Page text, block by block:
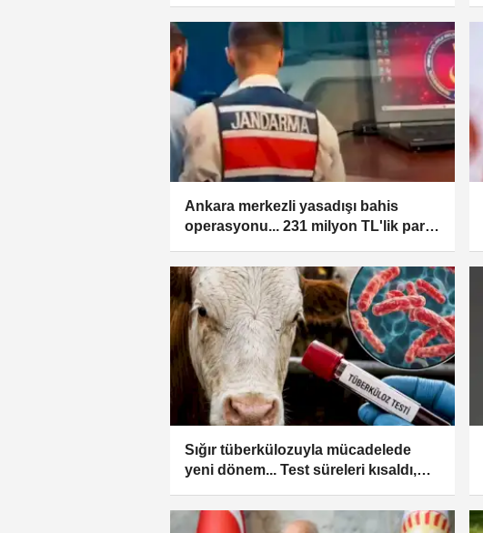
Ankara merkezli yasadışı bahis
operasyonu... 231 milyon TL'lik para
Sığır tüberkülozuyla mücadelede
yeni dönem... Test süreleri kısaldı,